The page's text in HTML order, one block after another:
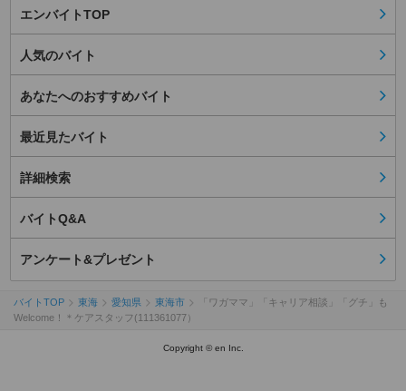
エンバイトTOP
人気のバイト
あなたへのおすすめバイト
最近見たバイト
詳細検索
バイトQ&A
アンケート&プレゼント
バイトTOP 東海 愛知県 東海市
「ワガママ」「キャリア相談」「グチ」も
Welcome！＊ケアスタッフ(111361077）
Copyright © en Inc.